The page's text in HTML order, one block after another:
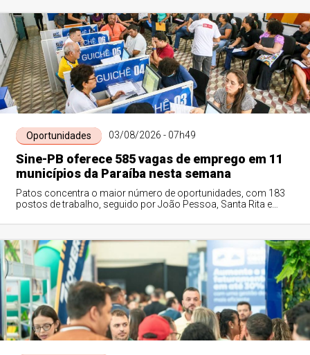
Oportunidades 03/08/2026 - 07h49
Sine-PB oferece 585 vagas de emprego em 11
municípios da Paraíba nesta semana
Patos concentra o maior número de oportunidades, com 183
postos de trabalho, seguido por João Pessoa, Santa Rita e